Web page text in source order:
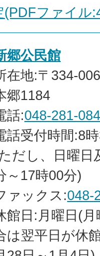
(PDFファイル
郷公民館
在地:〒334-
郷1184
話:048-281-
話受付時間:8
だし、日曜日
～17時00分)
ァックス:048-
館日:月曜日(
は翌平日が休